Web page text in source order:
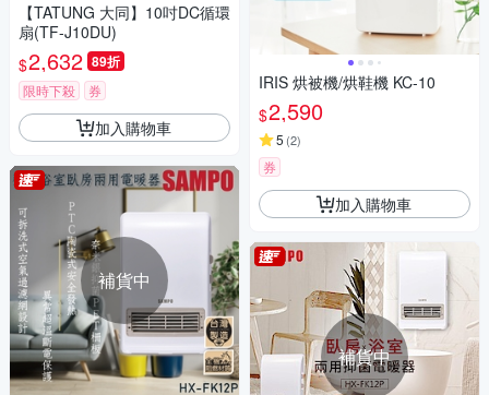
【TATUNG 大同】10吋DC循環
扇(TF-J10DU)
$2,632 89折
限時下殺 券
加入購物車
補貨中
IRIS 烘被機/烘鞋機 KC-10
$2,590
5 (2)
券
加入購物車
補貨中